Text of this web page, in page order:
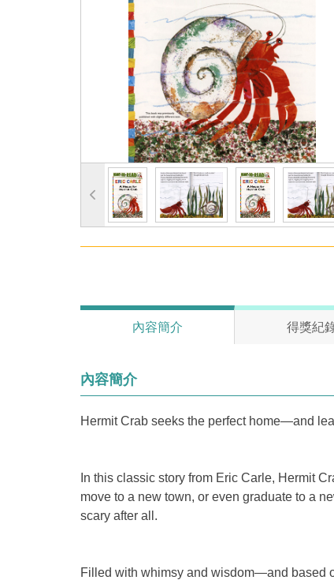
內容簡介 得獎紀
內容簡介
Hermit Crab seeks the perfect home—and
In this classic story from Eric Carle, Hermit
move to a new town, or even graduate to a
scary after all.
Filled with whimsy and wisdom—and based